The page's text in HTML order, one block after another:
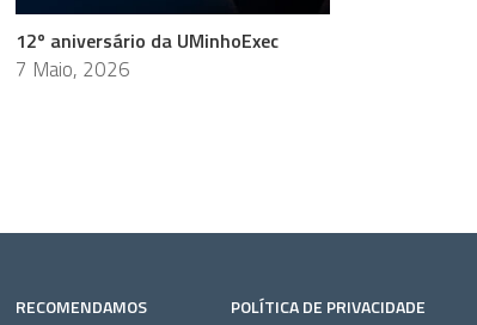
12º aniversário da UMinhoExec
7 Maio, 2026
RECOMENDAMOS POLÍTICA DE PRIVACIDADE